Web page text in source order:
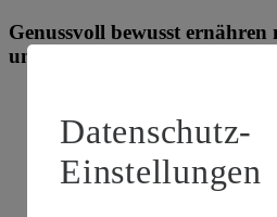
Genussvoll bewusst
und EDEKA Südwest
Datenschutz-
Einstellungen